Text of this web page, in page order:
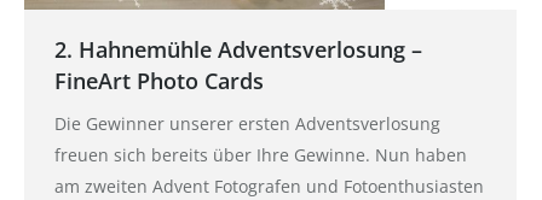
2. Hahnemühle Adventsverlosung –
FineArt Photo Cards
Die Gewinner unserer ersten Adventsverlosung
freuen sich bereits über Ihre Gewinne. Nun haben
am zweiten Advent Fotografen und Fotoenthusiasten